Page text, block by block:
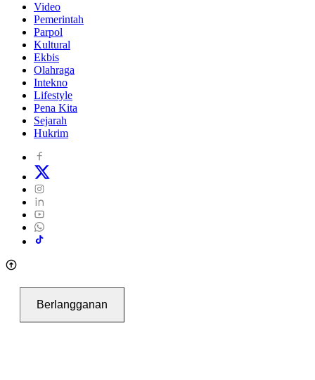
Video
Pemerintah
Parpol
Kultural
Ekbis
Olahraga
Intekno
Lifestyle
Pena Kita
Sejarah
Hukrim
Berlangganan